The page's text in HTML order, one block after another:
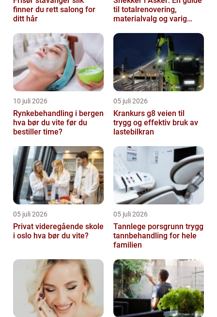
finner du rett salong for
ditt hår
til totalrenovering,
materialvalg og varig
10 juli 2026
Rynkebehandling i bergen
hva bør du vite før du
bestiller time?
05 juli 2026
Krankurs g8 veien til
trygg og effektiv bruk av
lastebilkran
05 juli 2026
Privat videregående skole
i oslo hva bør du vite?
05 juli 2026
Tannlege porsgrunn trygg
tannbehandling for hele
familien